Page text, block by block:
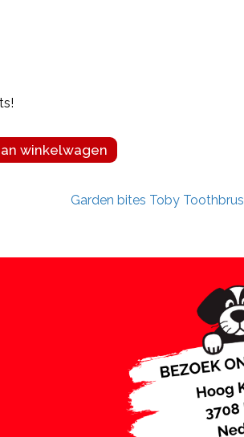
winkelwagen
Garden bites Toby